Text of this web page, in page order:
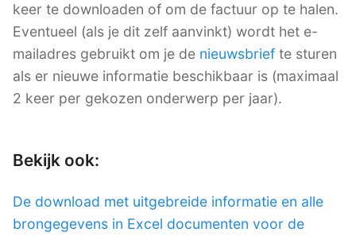
keer te downloaden of om de factuur op te halen.
Eventueel (als je dit zelf aanvinkt) wordt het e-
mailadres gebruikt om je de nieuwsbrief te sturen
als er nieuwe informatie beschikbaar is (maximaal
2 keer per gekozen onderwerp per jaar).
Bekijk ook:
De download met uitgebreide informatie en alle
brongegevens in Excel documenten voor de